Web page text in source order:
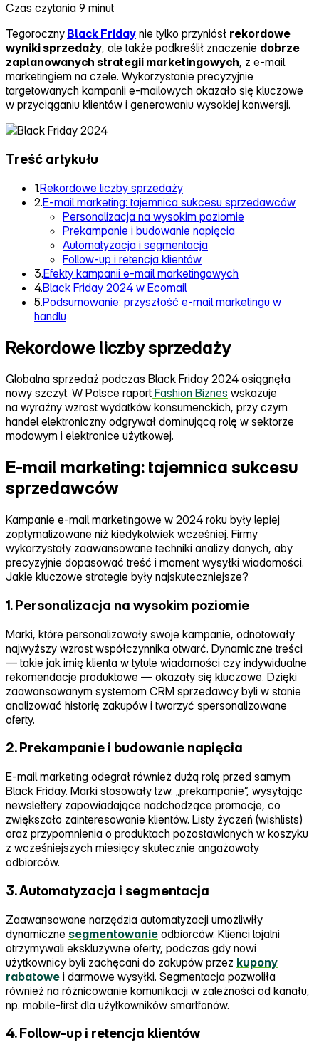
Czas czytania 9 minut
Tegoroczny Black Friday nie tylko przyniósł rekordowe
wyniki sprzedaży, ale także podkreślił znaczenie dobrze
zaplanowanych strategii marketingowych, z e‑mail
marketingiem na czele. Wykorzystanie precyzyjnie
targetowanych kampanii e‑mailowych okazało się kluczowe
w przyciąganiu klientów i generowaniu wysokiej konwersji.
Treść artykułu
1.Rekordowe liczby sprzedaży
2.E-mail marketing: tajemnica sukcesu sprzedawców
Personalizacja na wysokim poziomie
Prekampanie i budowanie napięcia
Automatyzacja i segmentacja
Follow-up i retencja klientów
3.Efekty kampanii e-mail marketingowych
4.Black Friday 2024 w Ecomail
5.Podsumowanie: przyszłość e-mail marketingu w
handlu
Rekordowe liczby sprzedaży
Globalna sprzedaż podczas Black Friday 2024 osiągnęła
nowy szczyt. W Polsce raport Fashion Biznes wskazuje
na wyraźny wzrost wydatków konsumenckich, przy czym
handel elektroniczny odgrywał dominującą rolę w sektorze
modowym i elektronice użytkowej.
E-mail marketing: tajemnica sukcesu
sprzedawców
Kampanie e‑mail marketingowe w 2024 roku były lepiej
zoptymalizowane niż kiedykolwiek wcześniej. Firmy
wykorzystały zaawansowane techniki analizy danych, aby
precyzyjnie dopasować treść i moment wysyłki wiadomości.
Jakie kluczowe strategie były najskuteczniejsze?
1. Personalizacja na wysokim poziomie
Marki, które personalizowały swoje kampanie, odnotowały
najwyższy wzrost współczynnika otwarć. Dynamiczne treści
— takie jak imię klienta w tytule wiadomości czy indywidualne
rekomendacje produktowe — okazały się kluczowe. Dzięki
zaawansowanym systemom CRM sprzedawcy byli w stanie
analizować historię zakupów i tworzyć spersonalizowane
oferty.
2. Prekampanie i budowanie napięcia
E‑mail marketing odegrał również dużą rolę przed samym
Black Friday. Marki stosowały tzw. „prekampanie”, wysyłając
newslettery zapowiadające nadchodzące promocje, co
zwiększało zainteresowanie klientów. Listy życzeń (wishlists)
oraz przypomnienia o produktach pozostawionych w koszyku
z wcześniejszych miesięcy skutecznie angażowały
odbiorców.
3. Automatyzacja i segmentacja
Zaawansowane narzędzia automatyzacji umożliwiły
dynamiczne segmentowanie odbiorców. Klienci lojalni
otrzymywali ekskluzywne oferty, podczas gdy nowi
użytkownicy byli zachęcani do zakupów przez kupony
rabatowe i darmowe wysyłki. Segmentacja pozwoliła
również na różnicowanie komunikacji w zależności od kanału,
np. mobile‑first dla użytkowników smartfonów.
4. Follow-up i retencja klientów